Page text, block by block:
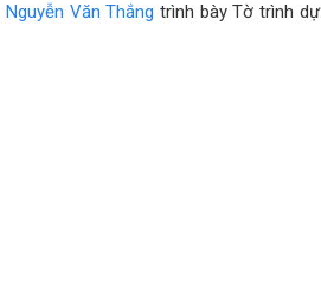
Nguyễn Văn Thắng trình bày Tờ trình dự